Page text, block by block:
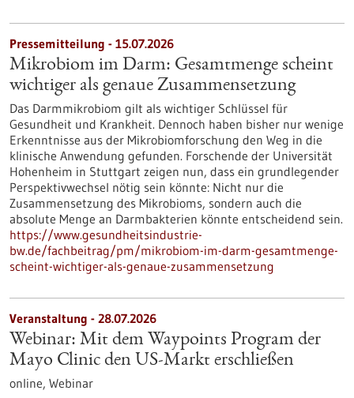
Pressemitteilung - 15.07.2026
Mikrobiom im Darm: Gesamtmenge scheint
wichtiger als genaue Zusammensetzung
Das Darmmikrobiom gilt als wichtiger Schlüssel für
Gesundheit und Krankheit. Dennoch haben bisher nur wenige
Erkenntnisse aus der Mikrobiomforschung den Weg in die
klinische Anwendung gefunden. Forschende der Universität
Hohenheim in Stuttgart zeigen nun, dass ein grundlegender
Perspektivwechsel nötig sein könnte: Nicht nur die
Zusammensetzung des Mikrobioms, sondern auch die
absolute Menge an Darmbakterien könnte entscheidend sein.
https://www.gesundheitsindustrie-
bw.de/fachbeitrag/pm/mikrobiom-im-darm-gesamtmenge-
scheint-wichtiger-als-genaue-zusammensetzung
Veranstaltung - 28.07.2026
Webinar: Mit dem Waypoints Program der
Mayo Clinic den US-Markt erschließen
online, Webinar